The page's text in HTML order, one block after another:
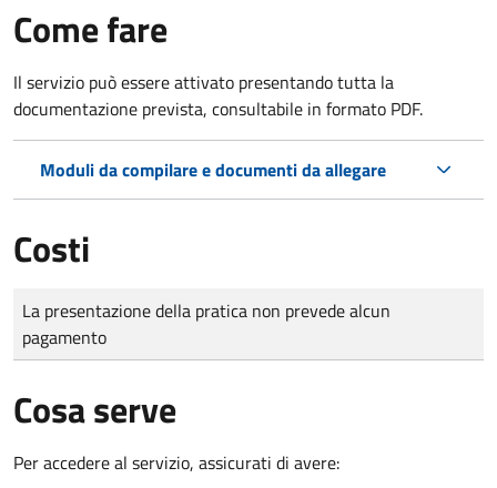
Come fare
Il servizio può essere attivato presentando tutta la
documentazione prevista, consultabile in formato PDF.
Moduli da compilare e documenti da allegare
Costi
Tipo di pagamento
Importo
La presentazione della pratica non prevede alcun
pagamento
Cosa serve
Per accedere al servizio, assicurati di avere: